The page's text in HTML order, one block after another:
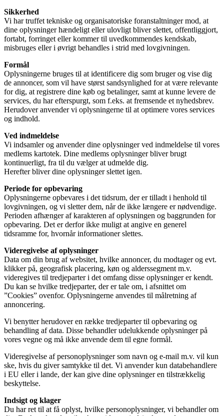
Sikkerhed
Vi har truffet tekniske og organisatoriske foranstaltninger mod, at
dine oplysninger hændeligt eller ulovligt bliver slettet, offentliggjort,
fortabt, forringet eller kommer til uvedkommendes kendskab,
misbruges eller i øvrigt behandles i strid med lovgivningen.
Formål
Oplysningerne bruges til at identificere dig som bruger og vise dig
de annoncer, som vil have størst sandsynlighed for at være relevante
for dig, at registrere dine køb og betalinger, samt at kunne levere de
services, du har efterspurgt, som f.eks. at fremsende et nyhedsbrev.
Herudover anvender vi oplysningerne til at optimere vores services
og indhold.
Ved indmeldelse
Vi indsamler og anvender dine oplysninger ved indmeldelse til vores
medlems kartotek. Dine medlems oplysninger bliver brugt
kontinuerligt, fra til du vælger at udmelde dig.
Herefter bliver dine oplysninger slettet igen.
Periode for opbevaring
Oplysningerne opbevares i det tidsrum, der er tilladt i henhold til
lovgivningen, og vi sletter dem, når de ikke længere er nødvendige.
Perioden afhænger af karakteren af oplysningen og baggrunden for
opbevaring. Det er derfor ikke muligt at angive en generel
tidsramme for, hvornår informationer slettes.
Videregivelse af oplysninger
Data om din brug af websitet, hvilke annoncer, du modtager og evt.
klikker på, geografisk placering, køn og alderssegment m.v.
videregives til tredjeparter i det omfang disse oplysninger er kendt.
Du kan se hvilke tredjeparter, der er tale om, i afsnittet om
”Cookies” ovenfor. Oplysningerne anvendes til målretning af
annoncering.
Vi benytter herudover en række tredjeparter til opbevaring og
behandling af data. Disse behandler udelukkende oplysninger på
vores vegne og må ikke anvende dem til egne formål.
Videregivelse af personoplysninger som navn og e-mail m.v. vil kun
ske, hvis du giver samtykke til det. Vi anvender kun databehandlere
i EU eller i lande, der kan give dine oplysninger en tilstrækkelig
beskyttelse.
Indsigt og klager
Du har ret til at få oplyst, hvilke personoplysninger, vi behandler om